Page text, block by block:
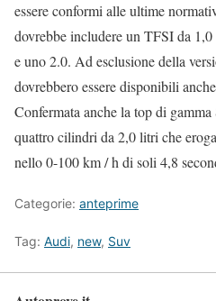
essere conformi alle ultime
dovrebbe includere un TFSI da
e uno 2.0. Ad esclusione della
dovrebbero essere disponibili
Confermata anche la top di
quattro cilindri da 2,0 litri che
nello 0-100 km / h di soli 4,8
Categorie: anteprime
Tag: Audi, new, Suv